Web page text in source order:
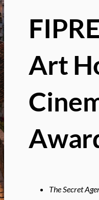
Art
The Secret